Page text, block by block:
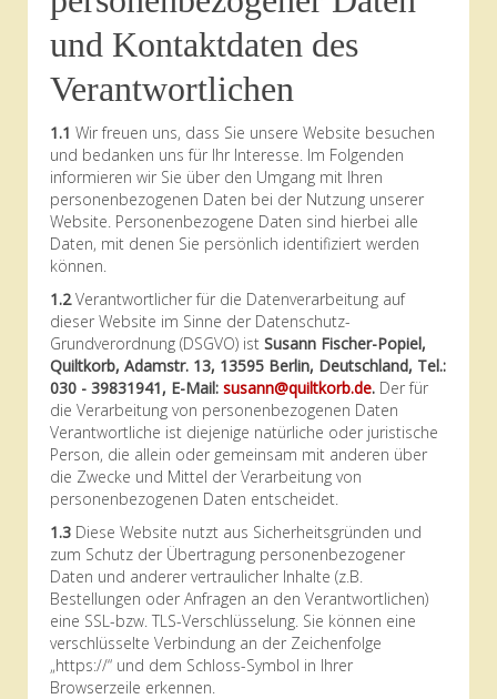
und Kontaktdaten des
Verantwortlichen
1.1 Wir freuen uns, dass Sie unsere Website besuchen
und bedanken uns für Ihr Interesse. Im Folgenden
informieren wir Sie über den Umgang mit Ihren
personenbezogenen Daten bei der Nutzung unserer
Website. Personenbezogene Daten sind hierbei alle
Daten, mit denen Sie persönlich identifiziert werden
können.
1.2Verantwortlicher für die Datenverarbeitung auf
dieser Website im Sinne der Datenschutz-
Grundverordnung (DSGVO) ist Susann Fischer-Popiel,
Quiltkorb, Adamstr. 13, 13595 Berlin, Deutschland, Tel.:
030 - 39831941, E-Mail: susann@quiltkorb.de. Der für
die Verarbeitung von personenbezogenen Daten
Verantwortliche ist diejenige natürliche oder juristische
Person, die allein oder gemeinsam mit anderen über
die Zwecke und Mittel der Verarbeitung von
personenbezogenen Daten entscheidet.
1.3 Diese Website nutzt aus Sicherheitsgründen und
zum Schutz der Übertragung personenbezogener
Daten und anderer vertraulicher Inhalte (z.B.
Bestellungen oder Anfragen an den Verantwortlichen)
eine SSL-bzw. TLS-Verschlüsselung. Sie können eine
verschlüsselte Verbindung an der Zeichenfolge
„https://“ und dem Schloss-Symbol in Ihrer
Browserzeile erkennen.